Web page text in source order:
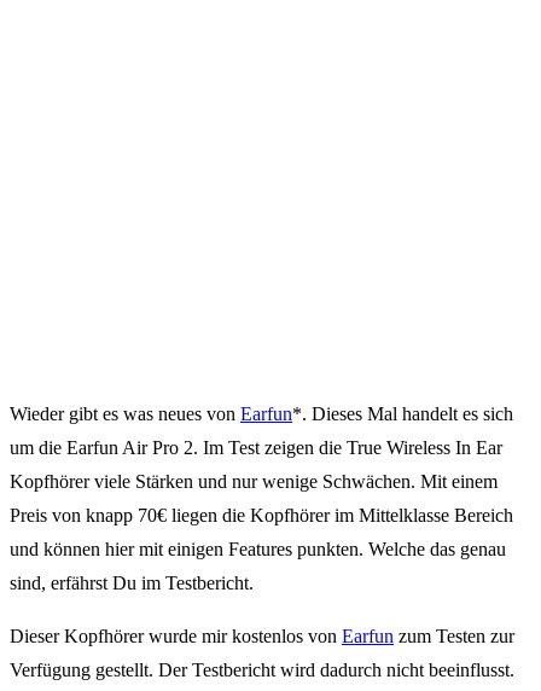
Wieder gibt es was neues von Earfun*. Dieses Mal handelt es sich
um die Earfun Air Pro 2. Im Test zeigen die True Wireless In Ear
Kopfhörer viele Stärken und nur wenige Schwächen. Mit einem
Preis von knapp 70€ liegen die Kopfhörer im Mittelklasse Bereich
und können hier mit einigen Features punkten. Welche das genau
sind, erfährst Du im Testbericht.
Dieser Kopfhörer wurde mir kostenlos von Earfun zum Testen zur
Verfügung gestellt. Der Testbericht wird dadurch nicht beeinflusst.